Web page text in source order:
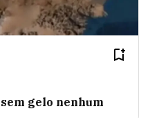
gelo nenhum